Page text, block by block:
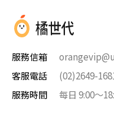
服務信箱
客服電話
(02)2649-
服務時間
每日 9:00～